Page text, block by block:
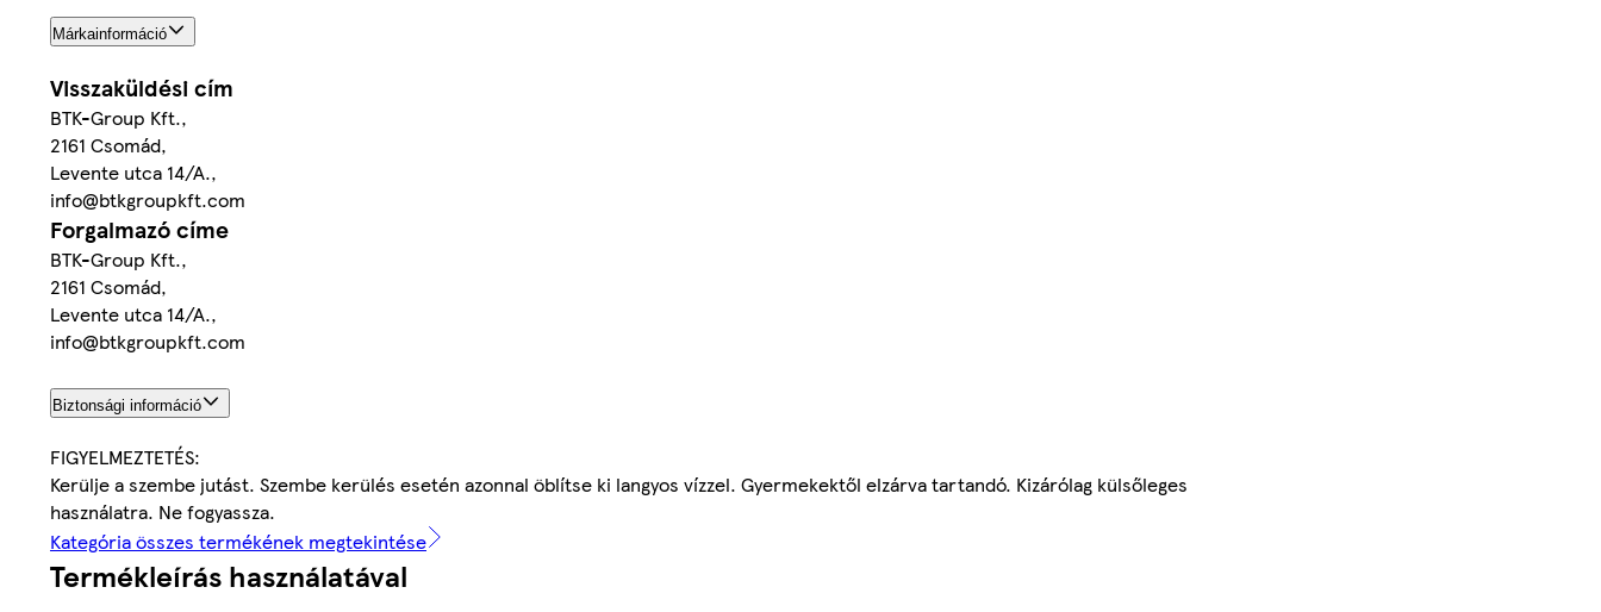
Márkainformáció
Visszaküldési cím
BTK-Group Kft.,
2161 Csomád,
Levente utca 14/A.,
info@btkgroupkft.com
Forgalmazó címe
BTK-Group Kft.,
2161 Csomád,
Levente utca 14/A.,
info@btkgroupkft.com
Biztonsági információ
FIGYELMEZTETÉS:
Kerülje a szembe jutást. Szembe kerülés esetén azonnal öblítse ki langyos vízzel. Gyermekektől elzárva tartandó. Kizárólag külsőleges
használatra. Ne fogyassza.
Kategória összes termékének megtekintése
Termékleírás használatával